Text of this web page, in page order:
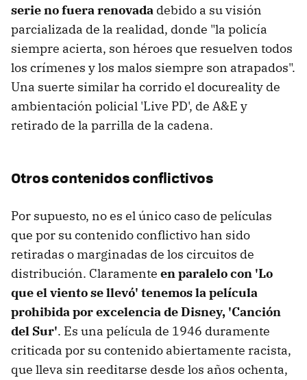
serie no fuera renovada debido a su visión
parcializada de la realidad, donde "la policía
siempre acierta, son héroes que resuelven todos
los crímenes y los malos siempre son atrapados".
Una suerte similar ha corrido el docureality de
ambientación policial 'Live PD', de A&E y
retirado de la parrilla de la cadena.
Otros contenidos conflictivos
Por supuesto, no es el único caso de películas
que por su contenido conflictivo han sido
retiradas o marginadas de los circuitos de
distribución. Claramente en paralelo con 'Lo
que el viento se llevó' tenemos la película
prohibida por excelencia de Disney, 'Canción
del Sur'. Es una película de 1946 duramente
criticada por su contenido abiertamente racista,
que lleva sin reeditarse desde los años ochenta,